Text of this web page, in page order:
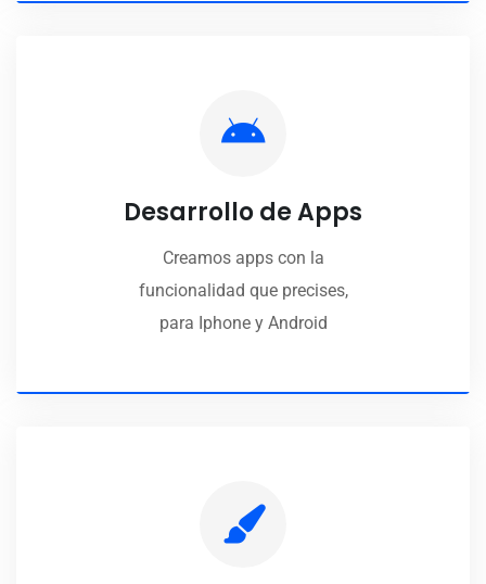
Desarrollo de Apps
Creamos apps con la
funcionalidad que precises,
para Iphone y Android